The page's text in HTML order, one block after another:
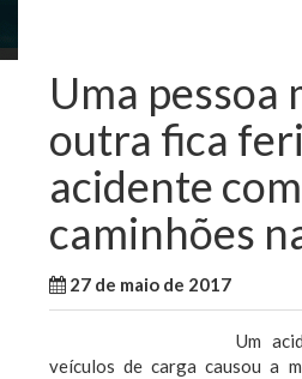
Uma pessoa
outra fica
acidente
caminhões
27 de maio de 2017
Um
veículos de carga causou a